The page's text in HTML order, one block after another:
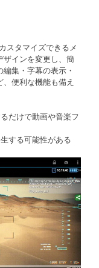
スタマイズできるメ
ザインを変更し、簡
集・字幕の表示・
便利な機能も備え
だけで動画や音楽フ
する可能性がある